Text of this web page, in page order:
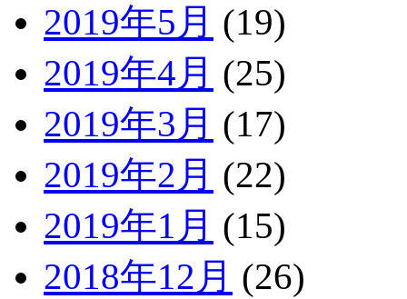
2019年5月 (19)
2019年4月 (25)
2019年3月 (17)
2019年2月 (22)
2019年1月 (15)
2018年12月 (26)